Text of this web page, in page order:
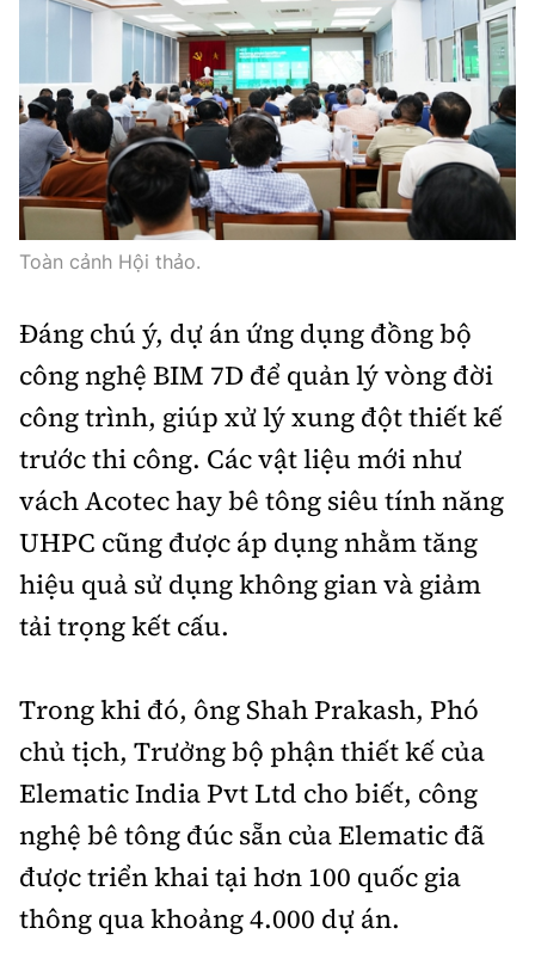
Toàn cảnh Hội thảo.
Đáng chú ý, dự án ứng dụng đồng bộ
công nghệ BIM 7D để quản lý vòng đời
công trình, giúp xử lý xung đột thiết kế
trước thi công. Các vật liệu mới như
vách Acotec hay bê tông siêu tính năng
UHPC cũng được áp dụng nhằm tăng
hiệu quả sử dụng không gian và giảm
tải trọng kết cấu.
Trong khi đó, ông Shah Prakash, Phó
chủ tịch, Trưởng bộ phận thiết kế của
Elematic India Pvt Ltd cho biết, công
nghệ bê tông đúc sẵn của Elematic đã
được triển khai tại hơn 100 quốc gia
thông qua khoảng 4.000 dự án.